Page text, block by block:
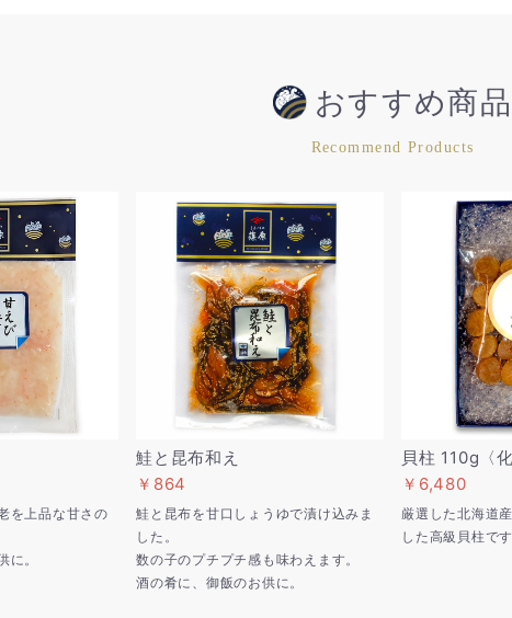
おすすめ商品
Recommend Products
を上品な甘さの
に。
鮭と昆布和え
￥864
鮭と昆布を甘口しょうゆで漬け込みま
した。
数の子のプチプチ感も味わえます。
酒の肴に、御飯のお供に。
貝柱 110g〈
￥6,480
厳選した北海道
した高級貝柱で